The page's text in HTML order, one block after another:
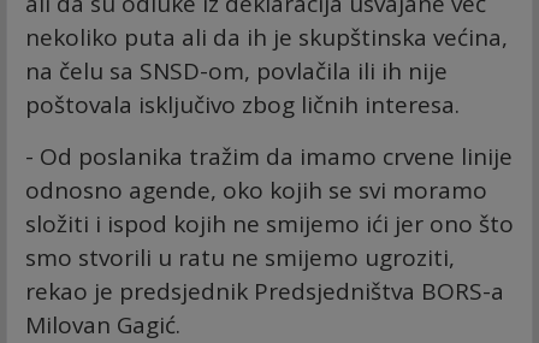
nekoliko puta ali da ih je skupštinska većina,
na čelu sa SNSD-om, povlačila ili ih nije
poštovala isključivo zbog ličnih interesa.
- Od poslanika tražim da imamo crvene linije
odnosno agende, oko kojih se svi moramo
složiti i ispod kojih ne smijemo ići jer ono što
smo stvorili u ratu ne smijemo ugroziti,
rekao je predsjednik Predsjedništva BORS-a
Milovan Gagić.